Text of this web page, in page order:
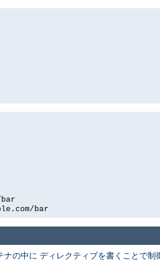
bar
ナの中に ディレクティブを書くことで制